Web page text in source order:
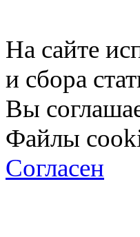
На сайте
и сбора
Вы
Файлы
Согласен